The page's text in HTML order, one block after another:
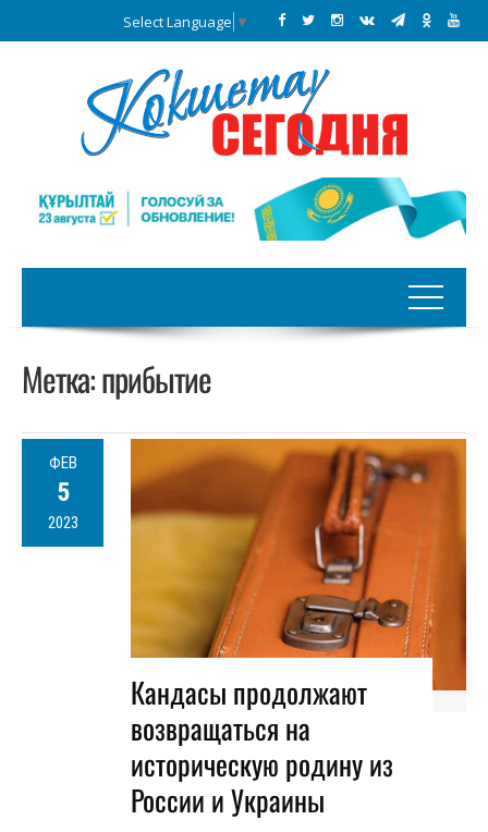
Select Language ▼
Метка:прибытие
ФЕВ
5
2023
Кандасы продолжают
возвращаться на
историческую родину из
России и Украины